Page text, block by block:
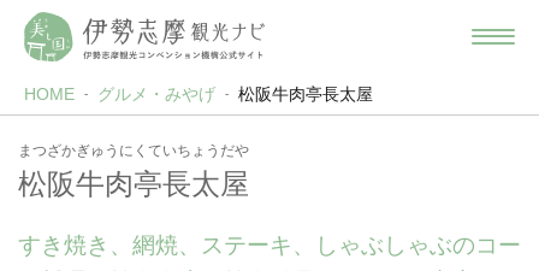
HOME グルメ・みやげ 松阪牛肉亭長太屋
まつざかぎゅうにくていちょうだや
松阪牛肉亭長太屋
すき焼き、網焼、ステーキ、しゃぶしゃぶのコー